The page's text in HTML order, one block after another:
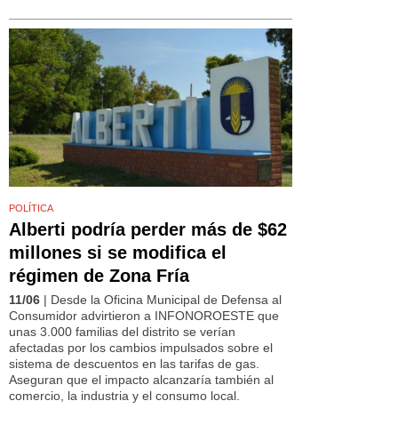
POLÍTICA
Alberti podría perder más de $62
millones si se modifica el
régimen de Zona Fría
11/06 | Desde la Oficina Municipal de Defensa al
Consumidor advirtieron a INFONOROESTE que
unas 3.000 familias del distrito se verían
afectadas por los cambios impulsados sobre el
sistema de descuentos en las tarifas de gas.
Aseguran que el impacto alcanzaría también al
comercio, la industria y el consumo local.